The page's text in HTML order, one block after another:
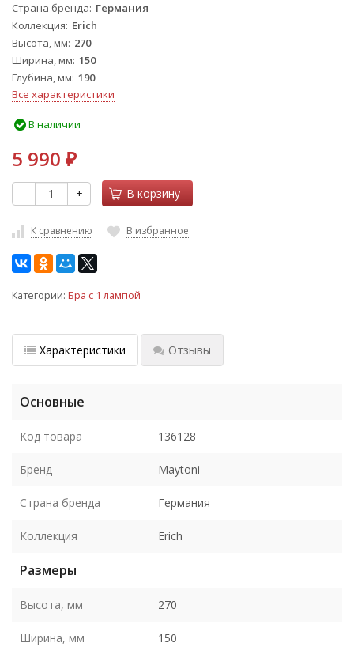
Страна бренда Германия
Коллекция Erich
Высота, мм 270
Ширина, мм 150
Глубина, мм 190
Все характеристики
В наличии
5 990 ₽
- + В корзину
К сравнению В избранное
Категории: Бра с 1 лампой
Характеристики Отзывы
Основные
Код товара 136128
Бренд Maytoni
Страна бренда Германия
Коллекция Erich
Размеры
Высота, мм 270
Ширина, мм 150